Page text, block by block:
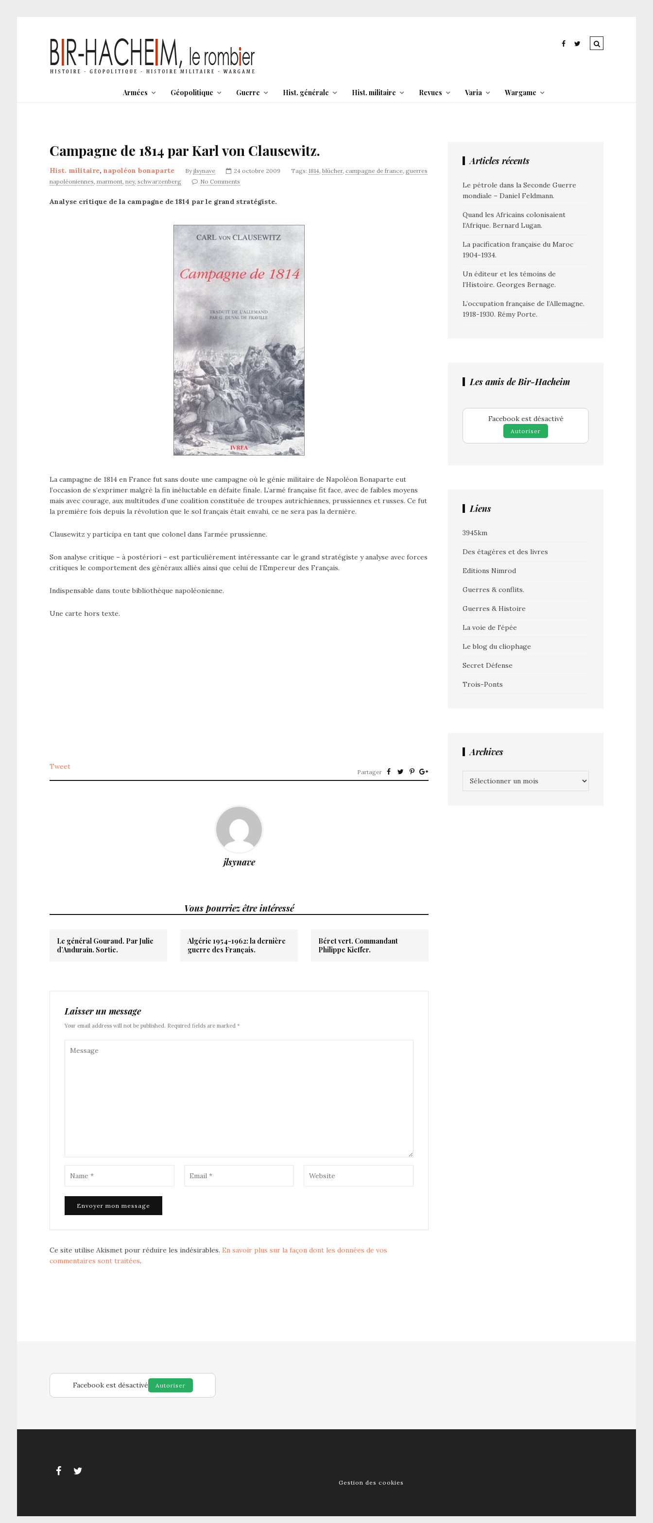
Armées Géopolitique Guerre Hist. générale Hist. militaire Revues Varia Wargame
Campagne de 1814 par Karl von Clausewitz.
Hist. militaire, napoléon bonaparte By jlsynave 24 octobre 2009 Tags: 1814, blücher, campagne de france, guerres
napoléoniennes, marmont, ney, schwarzenberg No Comments
Analyse critique de la campagne de 1814 par le grand stratégiste.
La campagne de 1814 en France fut sans doute une campagne où le génie militaire de Napoléon Bonaparte eut
l’occasion de s’exprimer malgré la fin inéluctable en défaite finale. L’armé française fit face, avec de faibles moyens
mais avec courage, aux multitudes d’une coalition constituée de troupes autrichiennes, prussiennes et russes. Ce fut
la première fois depuis la révolution que le sol français était envahi, ce ne sera pas la dernière.
Clausewitz y participa en tant que colonel dans l’armée prussienne.
Son analyse critique – à postériori – est particulièrement intéressante car le grand stratégiste y analyse avec forces
critiques le comportement des généraux alliés ainsi que celui de l’Empereur des Français.
Indispensable dans toute bibliothèque napoléonienne.
Une carte hors texte.
Tweet
Partager
jlsynave
Vous pourriez être intéressé
Le général Gouraud. Par Julie
d’Andurain. Sortie.
Algérie 1954-1962: la dernière
guerre des Français.
Béret vert. Commandant
Philippe Kieffer.
Laisser un message
Your email address will not be published. Required fields are marked *
Ce site utilise Akismet pour réduire les indésirables. En savoir plus sur la façon dont les données de vos
commentaires sont traitées.
Articles récents
Le pétrole dans la Seconde Guerre
mondiale – Daniel Feldmann.
Quand les Africains colonisaient
l’Afrique. Bernard Lugan.
La pacification française du Maroc
1904-1934.
Un éditeur et les témoins de
l’Histoire. Georges Bernage.
L’occupation française de l’Allemagne.
1918-1930. Rémy Porte.
Les amis de Bir-Hacheim
Facebook est désactivé
Autoriser
Liens
3945km
Des étagères et des livres
Editions Nimrod
Guerres & conflits.
Guerres & Histoire
La voie de l'épée
Le blog du cliophage
Secret Défense
Trois-Ponts
Archives
Facebook est désactivé Autoriser
Gestion des cookies